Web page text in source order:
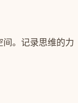
。记录思维的力